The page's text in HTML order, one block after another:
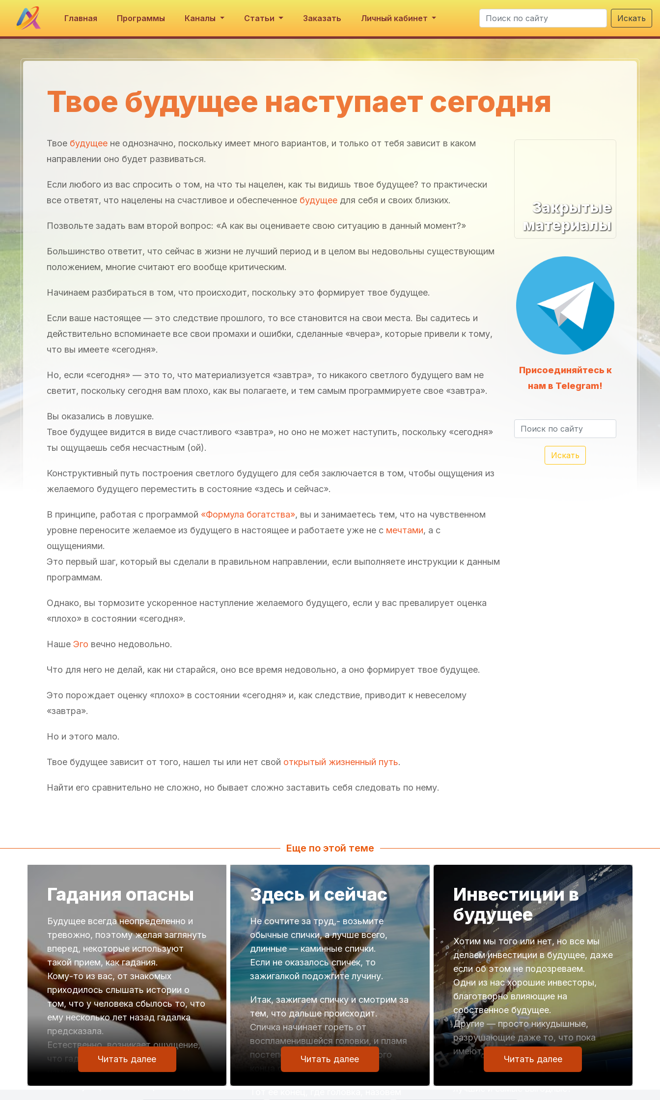
Главная Программы Каналы Статьи Заказать Личный кабинет Искать
Твое будущее наступает сегодня
Твое будущее не однозначно, поскольку имеет много вариантов, и только от тебя зависит в каком
направлении оно будет развиваться.
Если любого из вас спросить о том, на что ты нацелен, как ты видишь твое будущее? то практически
все ответят, что нацелены на счастливое и обеспеченное будущее для себя и своих близких.
Позвольте задать вам второй вопрос: «А как вы оцениваете свою ситуацию в данный момент?»
Большинство ответит, что сейчас в жизни не лучший период и в целом вы недовольны существующим
положением, многие считают его вообще критическим.
Начинаем разбираться в том, что происходит, поскольку это формирует твое будущее.
Если ваше настоящее — это следствие прошлого, то все становится на свои места. Вы садитесь и
действительно вспоминаете все свои промахи и ошибки, сделанные «вчера», которые привели к тому,
что вы имеете «сегодня».
Но, если «сегодня» — это то, что материализуется «завтра», то никакого светлого будущего вам не
светит, поскольку сегодня вам плохо, как вы полагаете, и тем самым программируете свое «завтра».
Вы оказались в ловушке.
Твое будущее видится в виде счастливого «завтра», но оно не может наступить, поскольку «сегодня»
ты ощущаешь себя несчастным (ой).
Конструктивный путь построения светлого будущего для себя заключается в том, чтобы ощущения из
желаемого будущего переместить в состояние «здесь и сейчас».
В принципе, работая с программой «Формула богатства», вы и занимаетесь тем, что на чувственном
уровне переносите желаемое из будущего в настоящее и работаете уже не с мечтами, а с
ощущениями.
Это первый шаг, который вы сделали в правильном направлении, если выполняете инструкции к данным
программам.
Однако, вы тормозите ускоренное наступление желаемого будущего, если у вас превалирует оценка
«плохо» в состоянии «сегодня».
Наше Эго вечно недовольно.
Что для него не делай, как ни старайся, оно все время недовольно, а оно формирует твое будущее.
Это порождает оценку «плохо» в состоянии «сегодня» и, как следствие, приводит к невеселому
«завтра».
Но и этого мало.
Твое будущее зависит от того, нашел ты или нет свой открытый жизненный путь.
Найти его сравнительно не сложно, но бывает сложно заставить себя следовать по нему.
Закрытые
материалы
Присоединяйтесь к
нам в Telegram!
Искать
Еще по этой теме
Гадания опасны
Будущее всегда неопределенно и
тревожно, поэтому желая заглянуть
вперед, некоторые используют
такой прием, как гадания.
Кому-то из вас, от знакомых
приходилось слышать истории о
том, что у человека сбылось то, что
ему несколько лет назад гадалка
предсказала.
Естественно, возникает ощущение,
что гадалка смогла заглянуть
намного вперед и сообщила
человеку то, что с ним произойдет.
Читать далее
Здесь и сейчас
Не сочтите за труд,- возьмите
обычные спички, а лучше всего,
длинные — каминные спички.
Если не оказалось спичек, то
зажигалкой подожгите лучину.
Итак, зажигаем спичку и смотрим за
тем, что дальше происходит.
Спичка начинает гореть от
воспламенившейся головки, и пламя
постепенно двигается от одного
конца спички к другому.
Читать далее
Инвестиции в
будущее
Хотим мы того или нет, но все мы
делаем инвестиции в будущее, даже
если об этом не подозреваем.
Одни из нас хорошие инвесторы,
благотворно влияющие на
собственное будущее.
Другие — просто никудышные,
разрушающие даже то, что пока
имеют.
Какие инвестиции в будущее самые
лучшие и самые выгодные?
Читать далее